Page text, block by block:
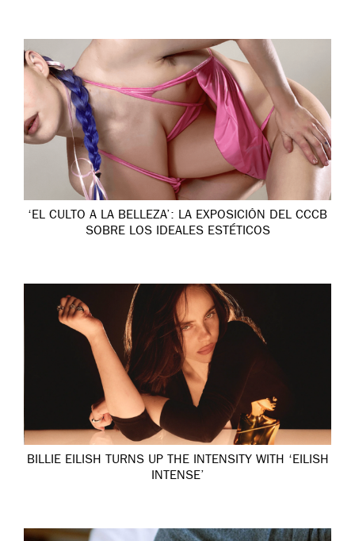
‘EL CULTO A LA BELLEZA’: LA EXPOSICIÓN DEL CCCB
SOBRE LOS IDEALES ESTÉTICOS
BILLIE EILISH TURNS UP THE INTENSITY WITH ‘EILISH
INTENSE’